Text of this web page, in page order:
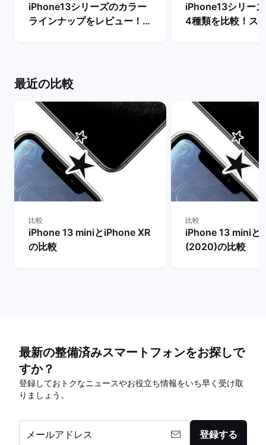
iPhone13シリーズのカラー
ラインナップをレビュー！
iPhone13シリー
4種類を比較！ス
最近の比較
比較
iPhone 13 miniとiPhone XR
の比較
比較
iPhone 13 miniと
(2020)の比較
最新の整備済みスマートフォンをお探しで
すか？
登録しておトクなニュースやお役立ち情報をいち早く受け取
りましょう。
メールアドレス 登録する